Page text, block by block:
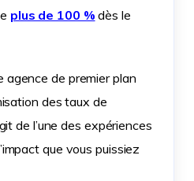
plus de 100 % dès le
agence de premier plan
des taux de
de l’une des expériences
que vous puissiez